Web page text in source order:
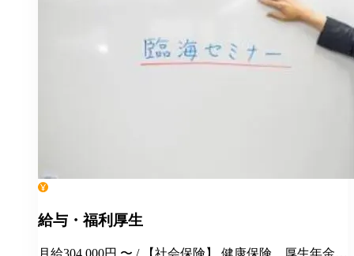
給与・福利厚生
月給304,000円 〜 / 【社会保険】 健康保険、厚生年金保